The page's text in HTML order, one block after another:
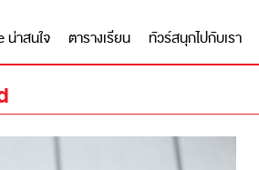
น่าสนใจ ตารางเรียน ทัวร์สนุกไปกับเรา